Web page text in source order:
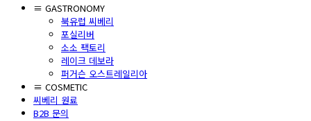
≡ GASTRONOMY
북유럽 씨베리
포실리버
소소 팩토리
레이크 데보라
퍼거슨 오스트레일리아
≡ COSMETIC
씨베리 원료
B2B 문의